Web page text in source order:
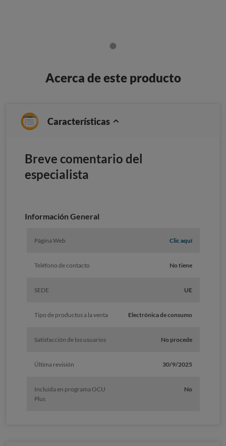
Acerca de este producto
Características
Breve comentario del
especialista
Información General
Página Web Clic aquí
Teléfono de contacto No tiene
SEDE UE
Tipo de productos a la venta Electrónica de consumo
Satisfacción de los usuarios No procede
Última revisión 30/9/2025
Incluida en programa OCU
Plus
No